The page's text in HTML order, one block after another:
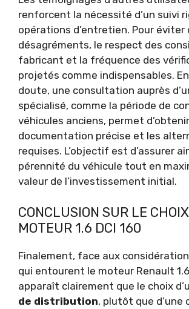
renforcent la nécessité d’un suivi
opérations d’entretien. Pour éviter
désagréments, le respect des
fabricant et la fréquence des
projetés comme indispensables.
doute, une consultation auprès
spécialisé, comme la période de
véhicules anciens, permet
documentation précise et les
requises. L’objectif est d’assurer
pérennité du véhicule tout en
valeur de l’investissement initial.
CONCLUSION SUR LE
MOTEUR 1.6 DCI 160
Finalement, face aux
qui entourent le moteur Renault 1.6
apparaît clairement que le choix
de distribution, plutôt que d’une